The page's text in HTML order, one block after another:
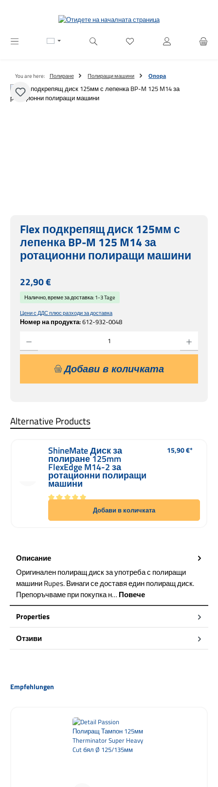
Имате 0 артикули от
You are here: Полиране Полиращи машини Опора
Пропуснете галерия с изображения
Flex подкрепящ диск 125мм с
лепенка BP-M 125 M14 за
ротационни полиращи машини
Редовна цена:
22,90 €
Цени с ДДС плюс разходи за доставка
Номер на продукта:612-932-0048
Налично, време за доставка: 1-3 Tage
Добави в количката
Alternative Products
ShineMate Диск за
полиране 125mm
FlexEdge M14-2 за
ротационни полиращи
машини
Средна оценка за 5 от 5 звезди
Редовна цена:
15,90 €*
Добави в количката
Описание
Оригинален полиращ диск за употреба с полиращи
машини Rupes. Винаги се доставя един полиращ диск.
Препоръчваме при покупка н… Повече
Properties
Отзиви
Пропуснете продуктовата галерия
Empfehlungen